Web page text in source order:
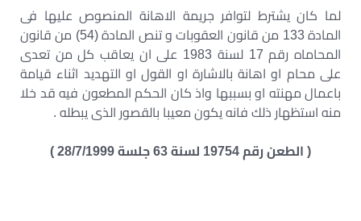
لما كان يشترط لتوافر جريمة الاهانة المنصوص عليها فى
المادة 133 من قانون العقوبات و تنص المادة (54) من قانون
المحاماه رقم 17 لسنة 1983 على ان يعاقب كل من تعدى
على محام او اهانة بالاشارة او القول او التهديد اثناء قيامة
باعمال مهنته او بسببها واذ كان الحكم المطعون فيه قد خلا
منه استظهار ذلك فانه يكون معيبا بالقصور الذى يبطله .
( الطعن رقم 19754 لسنة 63 جلسة 28/7/1999 )